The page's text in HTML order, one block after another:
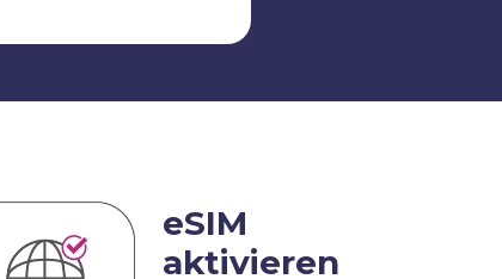
eSIM
aktivieren